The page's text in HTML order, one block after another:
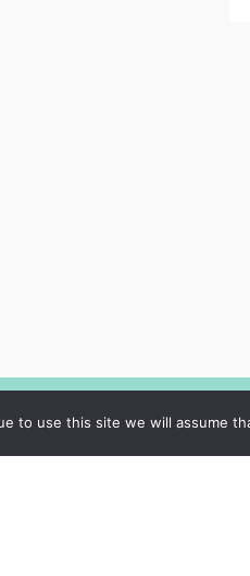
to use this site we will assume